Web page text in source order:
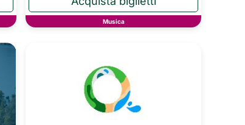
Musica